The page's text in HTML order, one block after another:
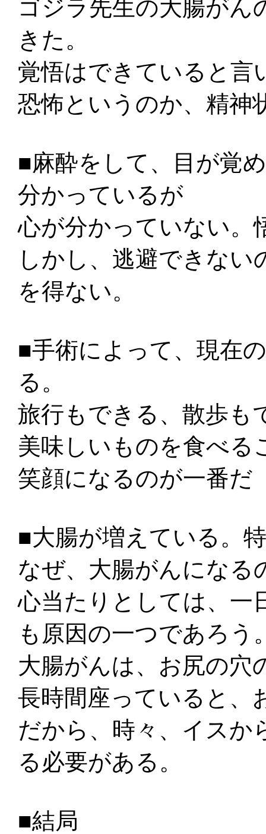
ゴジラ先生の大腸がん
きた。
覚悟はできていると言
恐怖というのか、精神
■麻酔をして、目が覚
分かっているが
心が分かっていない。
しかし、逃避できな
を得ない。
■手術によって、現在
る。
旅行もできる、散歩も
美味しいものを食べる
笑顔になるのが一番だ
■大腸が増えている。
なぜ、大腸がんになる
心当たりとしては、一
も原因の一つであろう
大腸がんは、お尻の穴
長時間座っていると、
だから、時々、イスか
る必要がある。
■結局